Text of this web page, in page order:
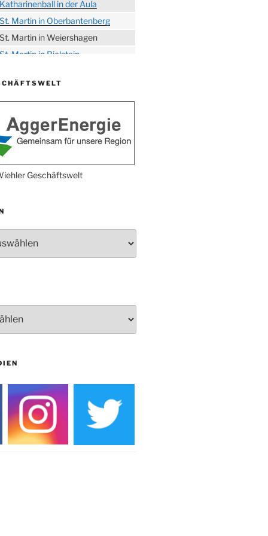
Katharinenball in der Aula
St. Martin in Oberbantenberg
St. Martin in Weiershagen
St. Martin in Bielstein
der Tollitäten
Bielsteiner Männerchor
Volkstrauertag am Ehrenmal
an der
Kirche
Frauenchor
Oberbantenberg
im Ev. Gemeindehaus
Burghaus
rund um die
Geschäftswelt